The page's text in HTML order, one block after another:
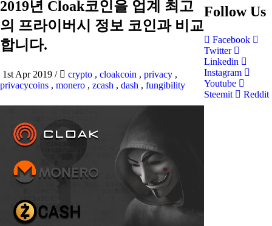
2019년 Cloak코인을 업계 최고
의 프라이버시 정보 코인과 비교
합니다.
1st Apr 2019 / crypto , cloakcoin , privacy ,
privacycoins , monero , zcash , dash , fungibility
Follow Us
Facebook
Twitter
Linkedin
Instagram
Youtube
Steemit
Reddit